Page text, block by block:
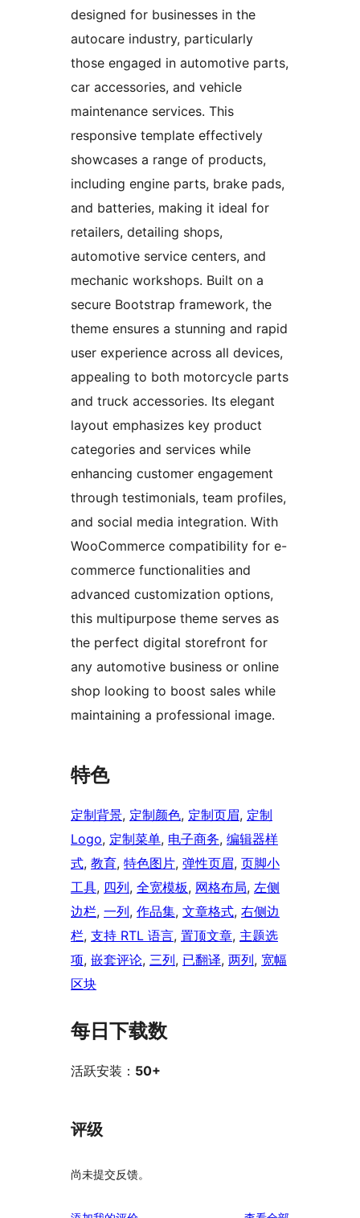
designed for businesses in the
autocare industry, particularly
those engaged in automotive parts,
car accessories, and vehicle
maintenance services. This
responsive template effectively
showcases a range of products,
including engine parts, brake pads,
and batteries, making it ideal for
retailers, detailing shops,
automotive service centers, and
mechanic workshops. Built on a
secure Bootstrap framework, the
theme ensures a stunning and rapid
user experience across all devices,
appealing to both motorcycle parts
and truck accessories. Its elegant
layout emphasizes key product
categories and services while
enhancing customer engagement
through testimonials, team profiles,
and social media integration. With
WooCommerce compatibility for e-
commerce functionalities and
advanced customization options,
this multipurpose theme serves as
the perfect digital storefront for
any automotive business or online
shop looking to boost sales while
maintaining a professional image.
特色
定制背景, 定制颜色, 定制页眉, 定制
Logo, 定制菜单, 电子商务, 编辑器样
式, 教育, 特色图片, 弹性页眉, 页脚小
工具, 四列, 全宽模板, 网格布局, 左侧
边栏, 一列, 作品集, 文章格式, 右侧边
栏, 支持 RTL 语言, 置顶文章, 主题选
项, 嵌套评论, 三列, 已翻译, 两列, 宽幅
区块
每日下载数
活跃安装： 50+
评级
尚未提交反馈。